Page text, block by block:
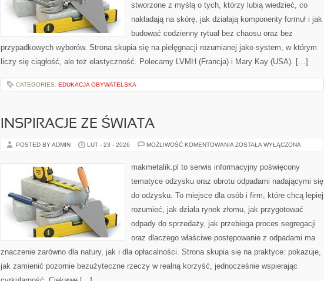
stworzone z myślą o tych, którzy lubią wiedzieć, co
nakładają na skórę, jak działają komponenty formuł i jak
budować codzienny rytuał bez chaosu oraz bez
przypadkowych wyborów. Strona skupia się na pielęgnacji rozumianej jako system, w którym
liczy się ciągłość, ale też elastyczność. Polecamy LVMH (Francja) i Mary Kay (USA). […]
CATEGORIES: EDUKACJA OBYWATELSKA
INSPIRACJE ZE ŚWIATA
POSTED BY ADMIN LUT - 23 - 2026 MOŻLIWOŚĆ KOMENTOWANIA INSPIRACJE
ZOSTAŁA WYŁĄCZONA
makmetalik.pl to serwis informacyjny poświęcony
tematyce odzysku oraz obrotu odpadami nadającymi się
do odzysku. To miejsce dla osób i firm, które chcą lepiej
rozumieć, jak działa rynek złomu, jak przygotować
odpady do sprzedaży, jak przebiega proces segregacji
oraz dlaczego właściwe postępowanie z odpadami ma
znaczenie zarówno dla natury, jak i dla opłacalności. Strona skupia się na praktyce: pokazuje,
jak zamienić pozornie bezużyteczne rzeczy w realną korzyść, jednocześnie wspierając